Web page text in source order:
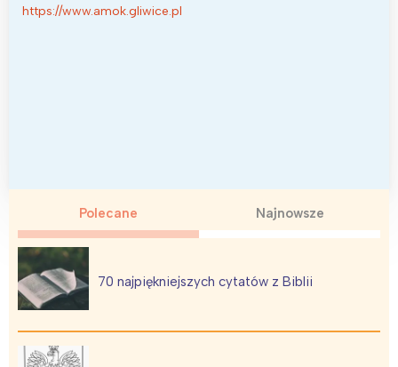
https://www.amok.gliwice.pl
Polecane Najnowsze
70 najpiękniejszych cytatów z Biblii